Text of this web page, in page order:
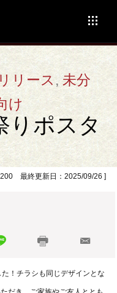
リース,未分
け
りポスタ
最終更新日：2025/09/26 ]
！チラシも同じデザインとな